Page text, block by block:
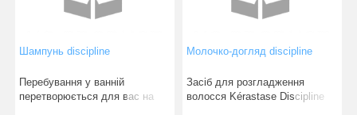
Шампунь discipline
Перебування у ванній
перетворюється для вас на
Молочко-догляд discipline
Засіб для розгладження
волосся Kérastase Discipline